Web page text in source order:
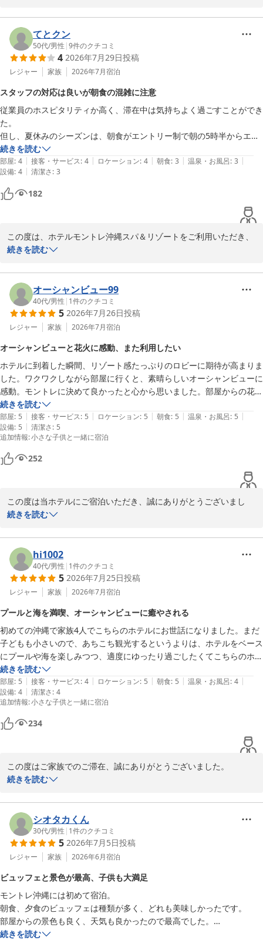
ファミリーで快適にお過ごしいただけたとのこと、大変うれしく拝
読いたしました。
また、花火もご覧いただけたとのこと、夏の思い出になっていれば
幸いです。
います。
口コミでは「時間予約」と記載いただいておりますが、当館の朝食
は 時間指定ではなく“順番待ち制” となっております。
QRコードを読み取っていただくと番号が発行され、
・現在の待ち状況
・呼び出しまでのおおよその時間
をスマートフォンで確認できる仕組みです。
そのため、レストラン前で長く並ぶ必要がなく、混雑しやすい夏休
み期間でもご家族でゆったりお過ごしいただきながら朝食の順番を
これからご利用を検討される皆さまにも、ぜひ知っていただきたい
ポイントです。
ホテルモントレ沖縄 スパ＆リゾート
2026-08-08
てとクン
50代/男性 |9件のクチコミ
4 2026年7月29日投稿
レジャー 家族 2026年7月宿泊
スタッフの対応は良いが朝食の混雑に注意
従業員のホスピタリティか高く、滞在中は気持ちよく過ごすことができ
た。
但し、夏休みのシーズンは、朝食がエントリー制で朝の5時半からエン
トリー開始。エントリーが少しでも遅れると、朝食開始時間が1時間か
ら2時間後になるので注意。
また、外国籍の方の割合が高く、伺った時にはフロントの方と揉めて大
声出してました。
続きを読む
部屋: 4 | 接客・サービス: 4 | ロケーション: 4 | 朝食: 3 | 温泉・お風呂: 3 |
設備: 4 | 清潔さ: 3
182
この度は、ホテルモントレ沖縄スパ＆リゾートをご利用いただき、
誠にありがとうございます。
こと、大変嬉しく拝読いたしました。快適にお過ごしいただけたこ
とは、私たちにとって何よりの励みです。
一方で、朝食のエントリー制につきましては、混雑時にご不便をお
かけし申し訳ございません。特に夏休み期間は多くのお客様にご利
てまいります。
貴重なご意見をお寄せいただき、心より感謝申し上げます。
次回お越しいただける際には、より快適で心地よい滞在をご提供で
きるよう、スタッフ一同努めてまいります。
ご投稿ありがとうございました。
2026-07-30
続きを読む
オーシャンビュー99
40代/男性 | 1件のクチコミ
5 2026年7月26日投稿
レジャー 家族 2026年7月宿泊
オーシャンビューと花火に感動、また利用したい
ホテルに到着した瞬間、リゾート感たっぷりのロビーに期待が高まりま
した。ワクワクしながら部屋に行くと、素晴らしいオーシャンビューに
感動。モントレに決めて良かったと心から思いました。部屋からの花火
も本当に素晴らしかったです。サービス面は、お部屋のお掃除の種類を
選ぶと館内で使えるサービス券に交換出来るのはとてもいいサービスだ
と思いました。屋外プールが想像していたより小さかったですが、子供
たちは満足していたようです。今後も利用していきたいホテルになりま
した。
続きを読む
部屋: 5 | 接客・サービス: 5 | ロケーション: 5 | 朝食: 5 | 温泉・お風呂: 5 |
設備: 5 | 清潔さ: 5
追加情報:小さな子供と一緒に宿泊
252
この度は当ホテルにご宿泊いただき、誠にありがとうございまし
た。
リゾート感あふれるロビーや、素晴らしいオーシャンビューにご満
足いただけたとのこと、とても嬉しく思います。また、花火やお掃
除のサービス券についてもお楽しみいただけたようで何よりです。
屋外プールに関してはご期待に添えなかった部分があったかもしれ
今後もお客様にご満足いただけるよう努めてまいりますので、ぜひ
またのご利用をお待ちしております。
ホテルモントレ沖縄 スパ＆リゾート
ホテルモントレ沖縄 スパ＆リゾート
2026-07-28
続きを読む
hi1002
40代/男性 | 1件のクチコミ
5 2026年7月25日投稿
レジャー 家族 2026年7月宿泊
プールと海を満喫、オーシャンビューに癒やされる
初めての沖縄で家族4人でこちらのホテルにお世話になりました。まだ
子どもも小さいので、あちこち観光するというよりは、ホテルをベース
にプールや海を楽しみつつ、適度にゆったり過ごしたくてこちらのホテ
ルにしました。お天気も良く、プールは清潔感もあり子どもも大人も楽
しめました。ビーチもきれいで沖縄の海を満喫できました。そして何よ
り、お部屋からのオーシャンビューも、1日の時間の中で美しい景色を
展望できてとてもリフレッシュできました。
しいてあげるとすると、エレベーターのアクセスや、館内のルートがわ
続きを読む
部屋: 5 | 接客・サービス: 4 | ロケーション: 5 | 朝食: 5 | 温泉・お風呂: 4 |
設備: 4 | 清潔さ: 4
追加情報:小さな子供と一緒に宿泊
234
この度はご家族でのご滞在、誠にありがとうございました。
と、大変嬉しく思います。そのようなリフレッシュのひとときを提
供できたことに感謝いたします。
エレベーターのアクセスや館内のルートについてのご指摘、貴重な
ご意見として伺いました。今後の改善に活かしてまいります。
またのご来館を心よりお待ちしております。
ホテルモントレ沖縄 スパ＆リゾート
ホテルモントレ沖縄 スパ＆リゾート
続きを読む
シオタカくん
30代/男性 | 1件のクチコミ
5 2026年7月5日投稿
レジャー 家族 2026年6月宿泊
ビュッフェと景色が最高、子供も大満足
モントレ沖縄には初めて宿泊。
朝食、夕食のビュッフェは種類が多く、どれも美味しかったです。
部屋からの景色も良く、天気も良かったので最高でした。
プールは子どもも楽しめる仕様で小さい子でも楽しめました。
続きを読む